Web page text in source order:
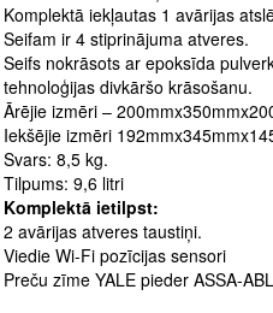
Komplektā iekļautas 1 avārijas
Seifam ir 4 stiprinājuma atveres.
Seifs nokrāsots ar epoksīda
tehnoloģijas divkāršo krāsošanu.
Ārējie izmēri –
Iekšējie izmēri
Svars: 8,5 kg.
Tilpums: 9,6 litri
Komplektā ietilpst:
2 avārijas atveres taustiņi.
Viedie Wi-Fi pozīcijas sensori
Preču zīme YALE pieder ASSA-